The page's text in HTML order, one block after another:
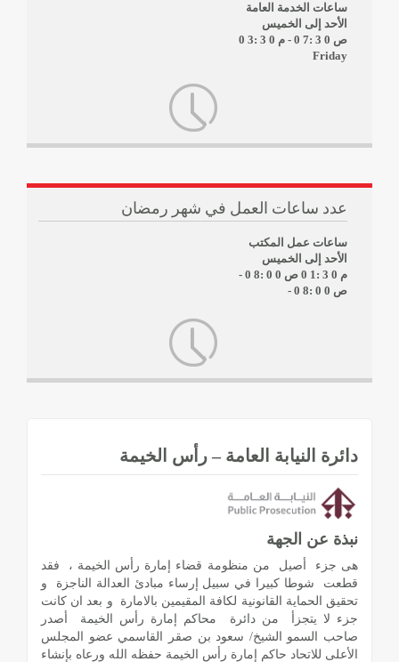
ساعات الخدمة العامة
الأحد إلى الخميس
0 3: 3 0 م
- 0 7: 3 0 ص
Friday
عدد ساعات العمل في شهر رمضان
ساعات عمل المكتب
الأحد إلى الخميس
- 0 8: 0 0 ص
0 1: 3 0 م
- 0 8: 0 0 ص
دائرة النيابة العامة – رأس الخيمة
نبذة عن الجهة
هى جزء أصيل من منظومة قضاء إمارة رأس الخيمة ، فقد
قطعت شوطا كبيرا في سبيل إرساء مبادئ العدالة الناجزة و
تحقيق الحماية القانونية لكافة المقيمين بالامارة و بعد ان كانت
جزء لا يتجزأ من دائرة محاكم إمارة رأس الخيمة أصدر
صاحب السمو الشيخ/ سعود بن صقر القاسمي عضو المجلس
الأعلى للاتحاد حاكم إمارة رأس الخيمة حفظه الله ورعاه بإنشاء